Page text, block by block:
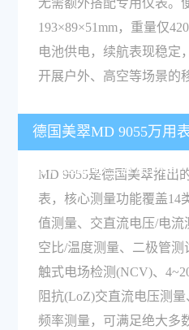
无需额外搭配专用仪表。
193×89×51mm，重量仅
电池供电，续航表现稳定
开展户外、高空等场景的
德国美翠MD 9055万用
能，适配哪些应用场景
MD 9055是德国美翠推出
表，核心测量功能覆盖14
值测量、交直流电压/电流
空比/温度测量、二极管
触式电场检测(NCV)、
阻抗(LoZ)交直流电压测
频率测量，可满足绝大多